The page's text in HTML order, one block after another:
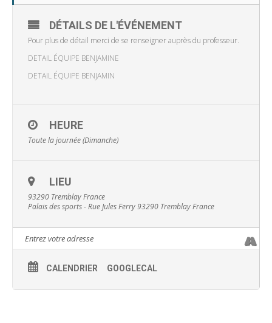
DÉTAILS DE L'ÉVÉNEMENT
Pour plus de détail merci de se renseigner auprès du professeur.
DETAIL ÉQUIPE BENJAMINE
DETAIL ÉQUIPE BENJAMIN
HEURE
Toute la journée (Dimanche)
LIEU
93290 Tremblay France
Palais des sports - Rue Jules Ferry 93290 Tremblay France
CALENDRIER GOOGLECAL